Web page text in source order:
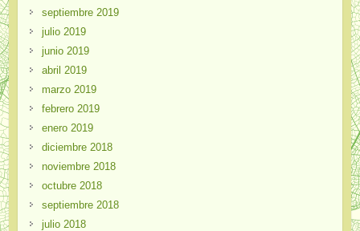
septiembre 2019
julio 2019
junio 2019
abril 2019
marzo 2019
febrero 2019
enero 2019
diciembre 2018
noviembre 2018
octubre 2018
septiembre 2018
julio 2018